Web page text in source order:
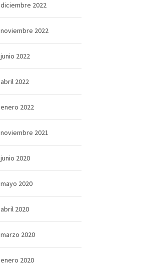
diciembre 2022
noviembre 2022
junio 2022
abril 2022
enero 2022
noviembre 2021
junio 2020
mayo 2020
abril 2020
marzo 2020
enero 2020